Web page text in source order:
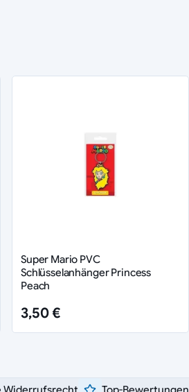
Super Mario PVC
Schlüsselanhänger Princess
Peach
3,50 €